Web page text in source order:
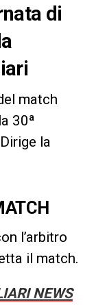
di
match
30ª
Dirige la
l’arbitro
il match.
NEWS